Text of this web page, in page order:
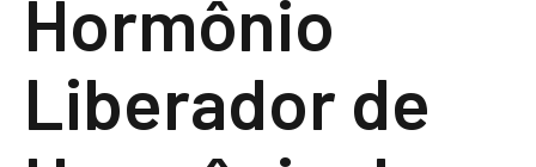
Hormônio
Liberador de